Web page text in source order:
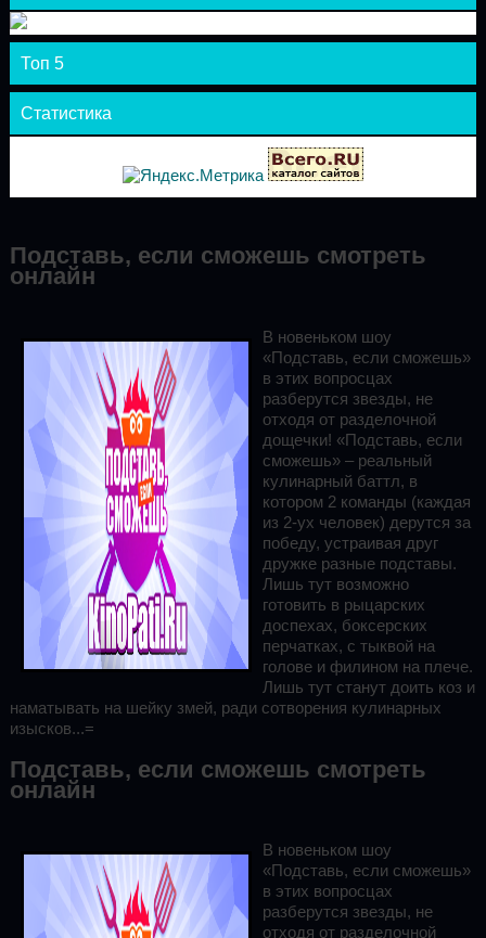
Топ 5
Статистика
Подставь, если сможешь смотреть
онлайн
В новеньком шоу
«Подставь, если сможешь»
в этих вопросцах
разберутся звезды, не
отходя от разделочной
дощечки! «Подставь, если
сможешь» – реальный
кулинарный баттл, в
котором 2 команды (каждая
из 2-ух человек) дерутся за
победу, устраивая друг
дружке разные подставы.
Лишь тут возможно
готовить в рыцарских
доспехах, боксерских
перчатках, с тыквой на
голове и филином на плече.
Лишь тут станут доить коз и
наматывать на шейку змей, ради сотворения кулинарных
изысков...=
Подставь, если сможешь смотреть
онлайн
В новеньком шоу
«Подставь, если сможешь»
в этих вопросцах
разберутся звезды, не
отходя от разделочной